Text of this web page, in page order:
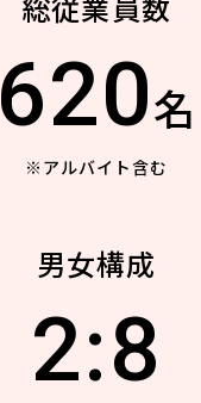
総従業員数
620名
※アルバイト含む
男女構成
2:8